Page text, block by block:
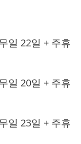
일 22일 + 주휴
일 20일 + 주휴
일 23일 + 주휴